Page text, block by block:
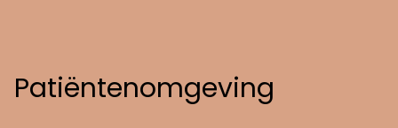
Patiëntenomgeving